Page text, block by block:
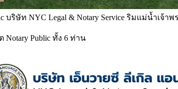
บริษัท NYC Legal & Notary Service ริมแม่น้ำเจ้า
Public ทั้ง 6 ท่าน